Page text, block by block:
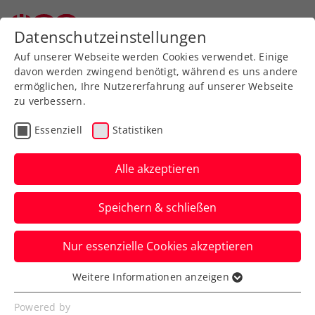
Zurück zur Newsübersicht
Turniere
Drei Jugendcircuit
presented by Babolat mit
Neuerungen in die
nächste Runde
Österreichs wichtigste Jugendturnierserie
bietet 2024 zudem coole Preise –
besonders beim Masters.
Datenschutzeinstellungen
Auf unserer Webseite werden Cookies verwendet. Einige
davon werden zwingend benötigt, während es uns andere
ermöglichen, Ihre Nutzererfahrung auf unserer Webseite
zu verbessern.
Essenziell Statistiken
Alle akzeptieren
Speichern & schließen
Nur essenzielle Cookies akzeptieren
Essenziell
Essenzielle Cookies werden für grundlegende
Weitere Informationen anzeigen
Powered by